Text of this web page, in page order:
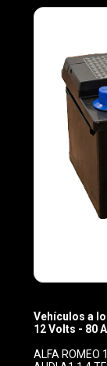
Vehículos a
12 Volts - 80
ALFA ROMEO